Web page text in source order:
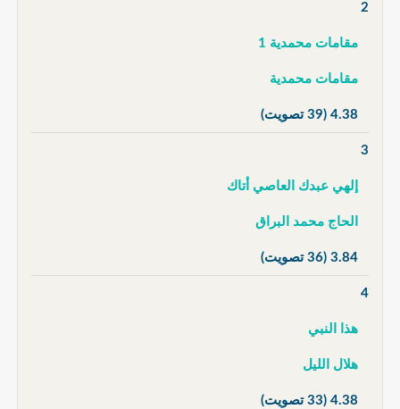
2
مقامات محمدية 1
مقامات محمدية
4.38 (39 تصويت)
3
إلهي عبدك العاصي أتاك
الحاج محمد البراق
3.84 (36 تصويت)
4
هذا النبي
هلال الليل
4.38 (33 تصويت)